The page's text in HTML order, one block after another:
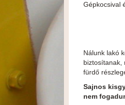
Gépkocsival
Nálunk lakó
biztosítanak,
fürdő
Sajnos
nem